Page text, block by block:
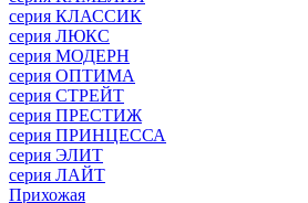
серия КЛАССИК
серия ЛЮКС
серия МОДЕРН
серия ОПТИМА
серия СТРЕЙТ
серия ПРЕСТИЖ
серия ПРИНЦЕССА
серия ЭЛИТ
серия ЛАЙТ
Прихожая